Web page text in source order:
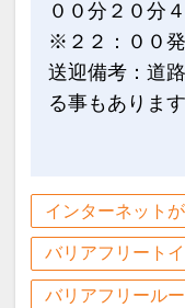
００分２０分４
※２２：００
送迎備考：道
る事もあります
インターネット
バリアフリート
バリアフリール